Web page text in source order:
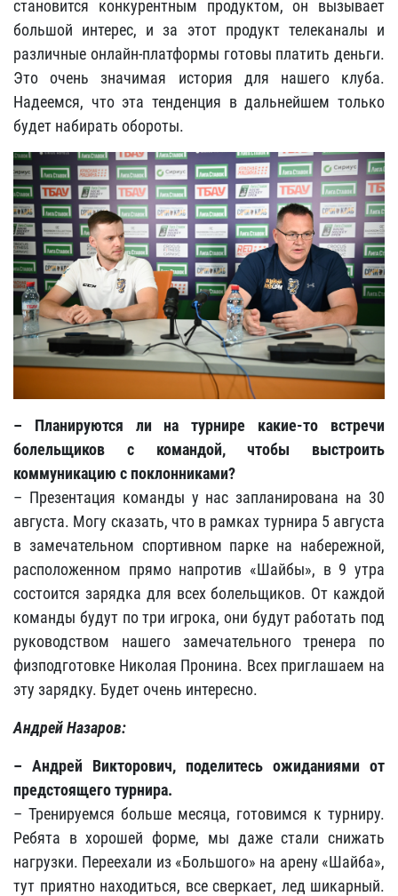
становится конкурентным продуктом, он вызывает
большой интерес, и за этот продукт телеканалы и
различные онлайн-платформы готовы платить деньги.
Это очень значимая история для нашего клуба.
Надеемся, что эта тенденция в дальнейшем только
будет набирать обороты.
– Планируются ли на турнире какие-то встречи
болельщиков с командой, чтобы выстроить
коммуникацию с поклонниками?
– Презентация команды у нас запланирована на 30
августа. Могу сказать, что в рамках турнира 5 августа
в замечательном спортивном парке на набережной,
расположенном прямо напротив «Шайбы», в 9 утра
состоится зарядка для всех болельщиков. От каждой
команды будут по три игрока, они будут работать под
руководством нашего замечательного тренера по
физподготовке Николая Пронина. Всех приглашаем на
эту зарядку. Будет очень интересно.
Андрей Назаров:
– Андрей Викторович, поделитесь ожиданиями от
предстоящего турнира.
– Тренируемся больше месяца, готовимся к турниру.
Ребята в хорошей форме, мы даже стали снижать
нагрузки. Переехали из «Большого» на арену «Шайба»,
тут приятно находиться, все сверкает, лед шикарный.